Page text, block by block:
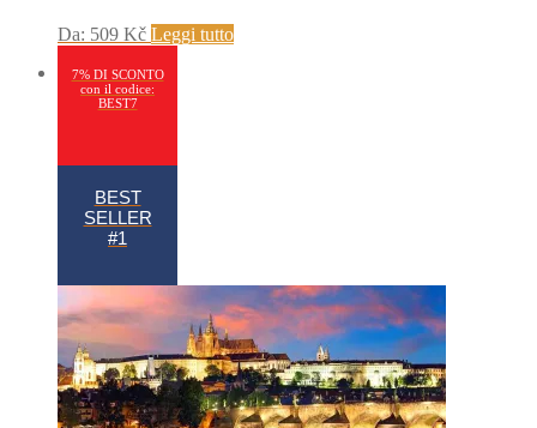
Da: 509 Kč Leggi tutto
7% DI SCONTO
con il codice:
BEST7
BEST
SELLER
#1